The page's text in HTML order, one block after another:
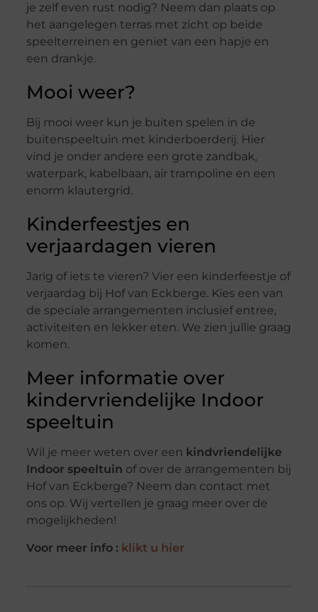
je zelf even rust nodig? Neem dan plaats op
het aangelegen terras met zicht op beide
speelterreinen en geniet van een hapje en
een drankje.
Mooi weer?
Bij mooi weer kun je buiten spelen in de
buitenspeeltuin met kinderboerderij. Hier
vind je onder andere een grote zandbak,
waterpark, kabelbaan, air trampoline en een
enorm klautergrid.
Kinderfeestjes en
verjaardagen vieren
Jarig of iets te vieren? Vier een kinderfeestje of
verjaardag bij Hof van Eckberge. Kies een van
de speciale arrangementen inclusief entree,
activiteiten en lekker eten. We zien jullie graag
komen.
Meer informatie over
kindervriendelijke Indoor
speeltuin
Wil je meer weten over een kindvriendelijke
Indoor speeltuin of over de arrangementen bij
Hof van Eckberge? Neem dan contact met
ons op. Wij vertellen je graag meer over de
mogelijkheden!
Voor meer info : klikt u hier